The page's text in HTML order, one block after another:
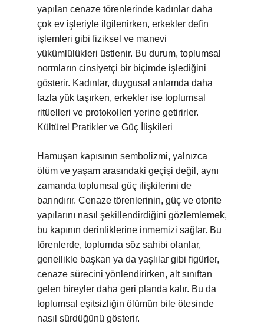
yapılan cenaze törenlerinde kadınlar daha
çok ev işleriyle ilgilenirken, erkekler defin
işlemleri gibi fiziksel ve manevi
yükümlülükleri üstlenir. Bu durum, toplumsal
normların cinsiyetçi bir biçimde işlediğini
gösterir. Kadınlar, duygusal anlamda daha
fazla yük taşırken, erkekler ise toplumsal
ritüelleri ve protokolleri yerine getirirler.
Kültürel Pratikler ve Güç İlişkileri
Hamuşan kapısının sembolizmi, yalnızca
ölüm ve yaşam arasındaki geçişi değil, aynı
zamanda toplumsal güç ilişkilerini de
barındırır. Cenaze törenlerinin, güç ve otorite
yapılarını nasıl şekillendirdiğini gözlemlemek,
bu kapının derinliklerine inmemizi sağlar. Bu
törenlerde, toplumda söz sahibi olanlar,
genellikle başkan ya da yaşlılar gibi figürler,
cenaze sürecini yönlendirirken, alt sınıftan
gelen bireyler daha geri planda kalır. Bu da
toplumsal eşitsizliğin ölümün bile ötesinde
nasıl sürdüğünü gösterir.